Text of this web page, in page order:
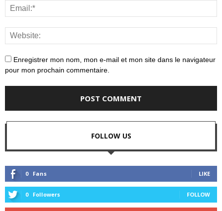
Enregistrer mon nom, mon e-mail et mon site dans le navigateur
pour mon prochain commentaire.
FOLLOW US
0 Fans LIKE
0 Followers FOLLOW